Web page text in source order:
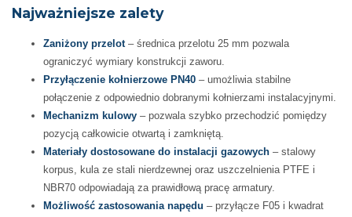
Najważniejsze zalety
Zaniżony przelot– średnica przelotu 25 mm pozwala
ograniczyć wymiary konstrukcji zaworu.
Przyłączenie kołnierzowe PN40 – umożliwia stabilne
połączenie z odpowiednio dobranymi kołnierzami instalacyjnymi.
Mechanizm kulowy – pozwala szybko przechodzić pomiędzy
pozycją całkowicie otwartą i zamkniętą.
Materiały dostosowane do instalacji gazowych – stalowy
korpus, kula ze stali nierdzewnej oraz uszczelnienia PTFE i
NBR70 odpowiadają za prawidłową pracę armatury.
Możliwość zastosowania napędu – przyłącze F05 i kwadrat